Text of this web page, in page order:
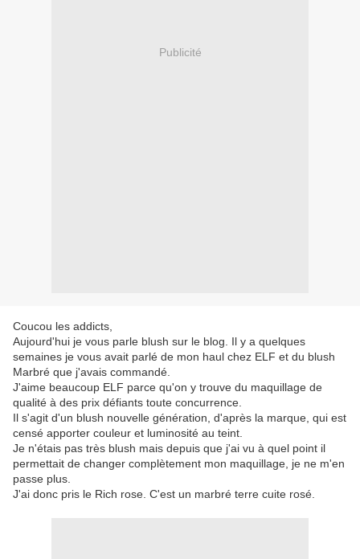
Publicité
Coucou les addicts,
Aujourd'hui je vous parle blush sur le blog. Il y a quelques
semaines je vous avait parlé de mon haul chez ELF et du blush
Marbré que j'avais commandé.
J'aime beaucoup ELF parce qu'on y trouve du maquillage de
qualité à des prix défiants toute concurrence.
Il s'agit d'un blush nouvelle génération, d'après la marque, qui est
censé apporter couleur et luminosité au teint.
Je n'étais pas très blush mais depuis que j'ai vu à quel point il
permettait de changer complètement mon maquillage, je ne m'en
passe plus.
J'ai donc pris le Rich rose. C'est un marbré terre cuite rosé.